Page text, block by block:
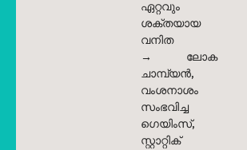
ഏറ്റവും
ശക്തയായ
വനിത
→ ലോക
ചാമ്പ്യൻ,
വംശനാശം
സംഭവിച്ച
ഗെയിംസ്,
സ്റ്റാറ്റിക്